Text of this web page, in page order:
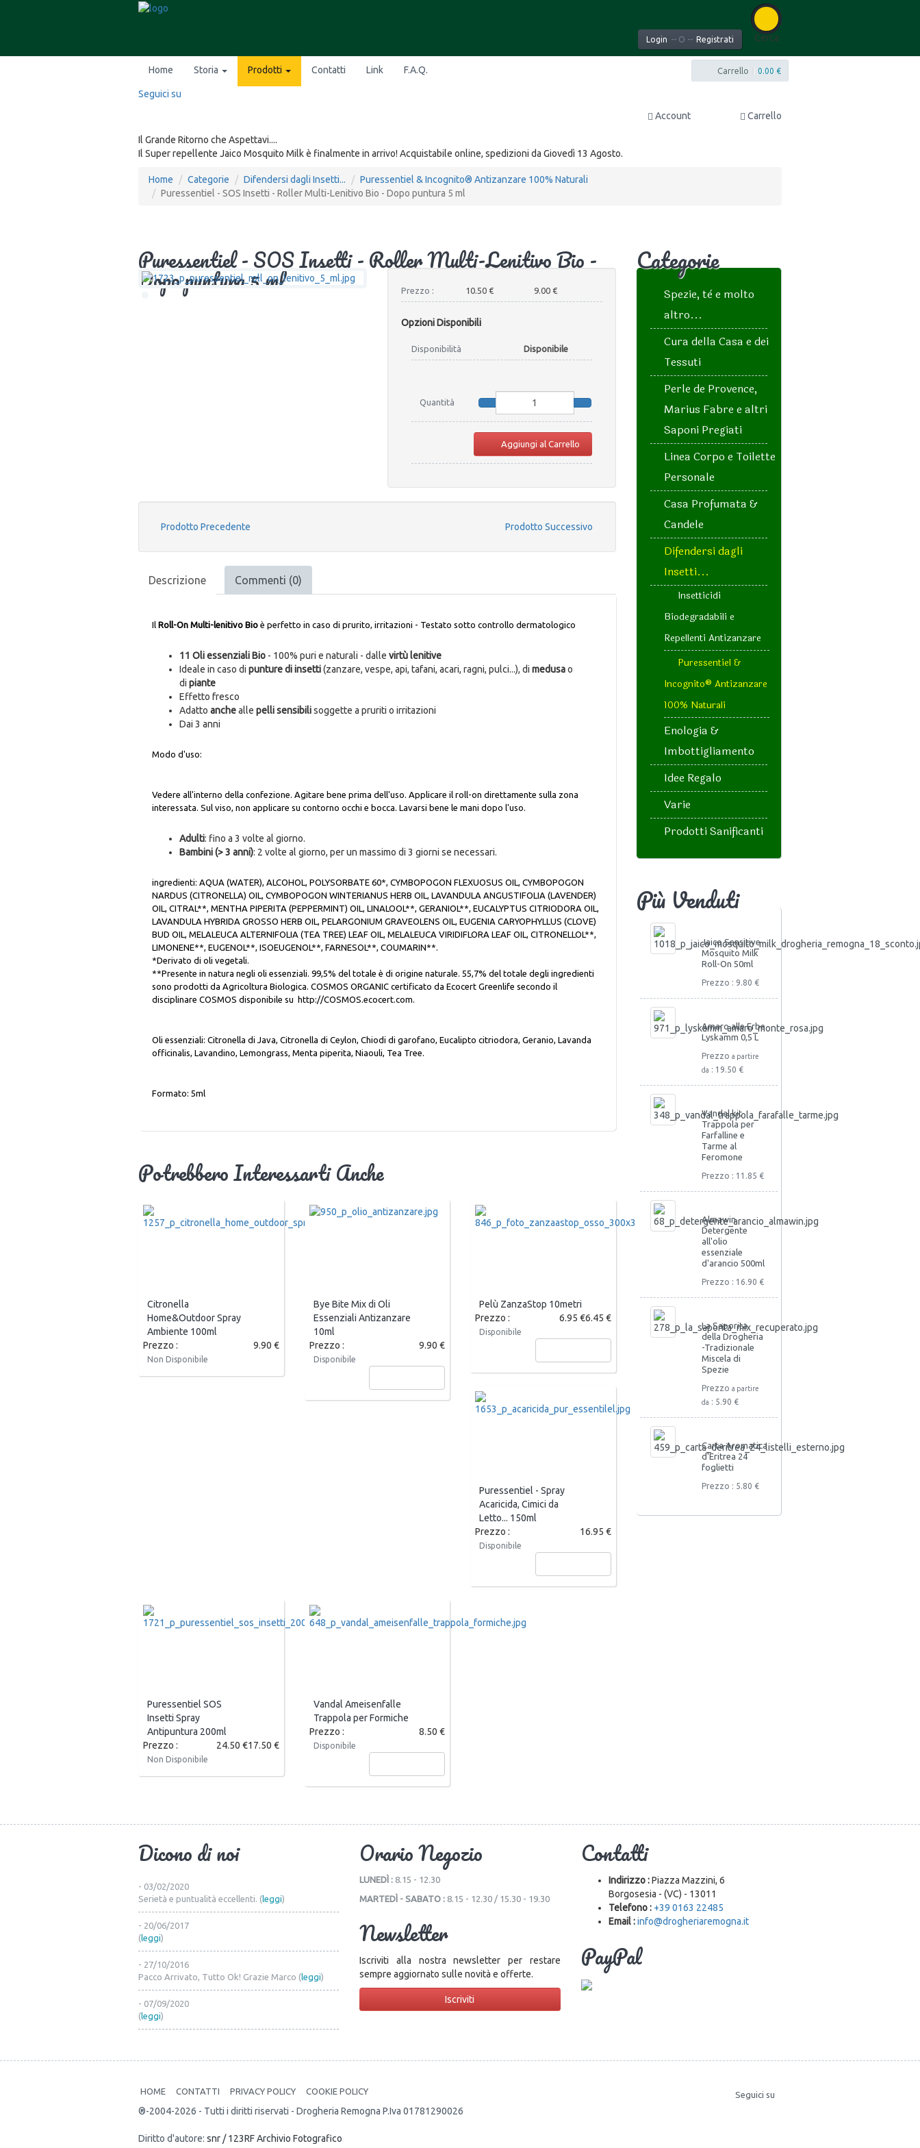
Login -- O -- Registrati Cerca
Home Storia Prodotti Contatti Link F.A.Q. Carrello 0.00 €
Seguici su
Account
Carrello
Il Grande Ritorno che Aspettavi....
Il Super repellente Jaico Mosquito Milk è finalmente in arrivo! Acquistabile online, spedizioni da Giovedì 13 Agosto.
Home Categorie Difendersi dagli Insetti...
Puressentiel & Incognito® Antizanzare 100% Naturali
Puressentiel - SOS Insetti - Roller Multi-Lenitivo Bio - Dopo puntura 5 ml
Puressentiel - SOS Insetti - Roller Multi-Lenitivo Bio -
Dopo puntura 5 ml Prezzo : 9.00 €
10.50 €
Opzioni Disponibili
Disponibilità Disponibile
Quantità
Aggiungi al Carrello
Prodotto Precedente Prodotto Successivo
Descrizione Commenti (0)
Il Roll-On Multi-lenitivo Bio è perfetto in caso di prurito, irritazioni - Testato sotto controllo dermatologico
11 Oli essenziali Bio - 100% puri e naturali - dalle virtù lenitive
Ideale in caso di punture di insetti(zanzare, vespe, api, tafani, acari, ragni, pulci...), di medusao
di piante
Effetto fresco
Adatto anchealle pelli sensibilisoggette a pruriti o irritazioni
Dai 3 anni
Modo d'uso:
Vedere all'interno della confezione. Agitare bene prima dell'uso. Applicare il roll-on direttamente sulla zona
interessata. Sul viso, non applicare su contorno occhi e bocca. Lavarsi bene le mani dopo l'uso.
Adulti: fino a 3 volte al giorno.
Bambini (> 3 anni): 2 volte al giorno, per un massimo di 3 giorni se necessari.
ingredienti: AQUA (WATER), ALCOHOL, POLYSORBATE 60*, CYMBOPOGON FLEXUOSUS OIL, CYMBOPOGON
NARDUS (CITRONELLA) OIL, CYMBOPOGON WINTERIANUS HERB OIL, LAVANDULA ANGUSTIFOLIA (LAVENDER)
OIL, CITRAL**, MENTHA PIPERITA (PEPPERMINT) OIL, LINALOOL**, GERANIOL**, EUCALYPTUS CITRIODORA OIL,
LAVANDULA HYBRIDA GROSSO HERB OIL, PELARGONIUM GRAVEOLENS OIL, EUGENIA CARYOPHYLLUS (CLOVE)
BUD OIL, MELALEUCA ALTERNIFOLIA (TEA TREE) LEAF OIL, MELALEUCA VIRIDIFLORA LEAF OIL, CITRONELLOL**,
LIMONENE**, EUGENOL**, ISOEUGENOL**, FARNESOL**, COUMARIN**.
*Derivato di oli vegetali.
**Presente in natura negli oli essenziali. 99,5% del totale è di origine naturale. 55,7% del totale degli ingredienti
sono prodotti da Agricoltura Biologica. COSMOS ORGANIC certificato da Ecocert Greenlife secondo il
disciplinare COSMOS disponibile su http://COSMOS.ecocert.com.
Oli essenziali: Citronella di Java, Citronella di Ceylon, Chiodi di garofano, Eucalipto citriodora, Geranio, Lavanda
officinalis, Lavandino, Lemongrass, Menta piperita, Niaouli, Tea Tree.
Formato: 5ml
Potrebbero Interessarti Anche
Citronella
Home&Outdoor Spray
Ambiente 100ml
Prezzo :
9.90 €
Non Disponibile
Bye Bite Mix di Oli
Essenziali Antizanzare
10ml
Prezzo :
9.90 €
Disponibile
Pelù ZanzaStop 10metri
Prezzo :
6.45 €
6.95 €
Disponibile
Puressentiel - Spray
Acaricida, Cimici da
Letto... 150ml
Prezzo :
16.95 €
Disponibile
Puressentiel SOS
Insetti Spray
Antipuntura 200ml
Prezzo :
17.50 €
24.50 €
Non Disponibile
Vandal Ameisenfalle
Trappola per Formiche
Prezzo :
8.50 €
Disponibile
Categorie
Spezie, tè e molto
altro...
Cura della Casa e dei
Tessuti
Perle de Provence,
Marius Fabre e altri
Saponi Pregiati
Linea Corpo e Toilette
Personale
Casa Profumata &
Candele
Difendersi dagli
Insetti...
Insetticidi
Biodegradabili e
Repellenti Antizanzare
Puressentiel &
Incognito® Antizanzare
100% Naturali
Enologia &
Imbottigliamento
Idee Regalo
Varie
Prodotti Sanificanti
Più Venduti
Jaico Sensitive
Mosquito Milk
Roll-On 50ml
Prezzo : 9.80 €
Amaro alle Erbe
Lyskamm 0,5 L
Prezzo a partire
da : 19.50 €
Vandal kit
Trappola per
Farfalline e
Tarme al
Feromone
Prezzo : 11.85 €
Almawin
Detergente
all'olio
essenziale
d'arancio 500ml
Prezzo : 16.90 €
La Saporita
della Drogheria
-Tradizionale
Miscela di
Spezie
Prezzo a partire
da : 5.90 €
Carta Aromatica
d'Eritrea 24
foglietti
Prezzo : 5.80 €
Dicono di noi
- 03/02/2020
Serietà e puntualità eccellenti. (leggi)
- 20/06/2017
(leggi)
- 27/10/2016
Pacco Arrivato, Tutto Ok! Grazie Marco (leggi)
- 07/09/2020
(leggi)
Orario Negozio
LUNEDÌ : 8.15 - 12.30
MARTEDÌ - SABATO : 8.15 - 12.30 / 15.30 - 19.30
Newsletter
Iscriviti alla nostra newsletter per restare
sempre aggiornato sulle novità e offerte.
Iscriviti
Contatti
Indirizzo :Piazza Mazzini, 6
Borgosesia - (VC) - 13011
Telefono : +39 0163 22485
Email :info@drogheriaremogna.it
PayPal
HOME CONTATTI PRIVACY POLICY COOKIE POLICY
®-2004-2026 - Tutti i diritti riservati - Drogheria Remogna P.Iva 01781290026
Diritto d'autore: snr / 123RF Archivio Fotografico
Seguici su